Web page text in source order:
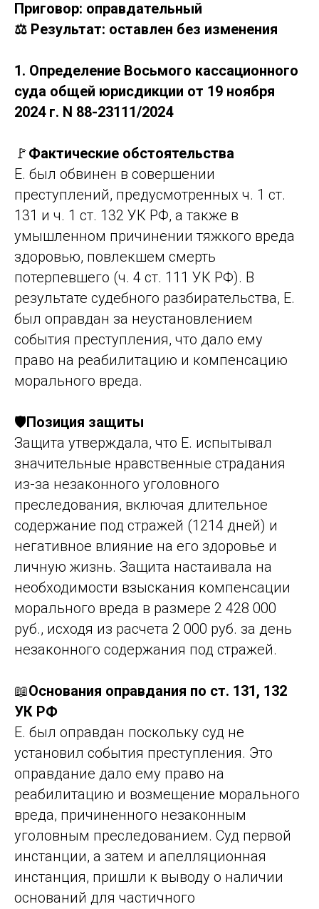
Приговор: оправдательный
⚖️ Результат: оставлен без изменения
1. Определение Восьмого кассационного
суда общей юрисдикции от 19 ноября
2024 г. N 88-23111/2024
🚩Фактические обстоятельства
Е. был обвинен в совершении
преступлений, предусмотренных ч. 1 ст.
131 и ч. 1 ст. 132 УК РФ, а также в
умышленном причинении тяжкого вреда
здоровью, повлекшем смерть
потерпевшего (ч. 4 ст. 111 УК РФ). В
результате судебного разбирательства, Е.
был оправдан за неустановлением
события преступления, что дало ему
право на реабилитацию и компенсацию
морального вреда.
🛡️Позиция защиты
Защита утверждала, что Е. испытывал
значительные нравственные страдания
из-за незаконного уголовного
преследования, включая длительное
содержание под стражей (1214 дней) и
негативное влияние на его здоровье и
личную жизнь. Защита настаивала на
необходимости взыскания компенсации
морального вреда в размере 2 428 000
руб., исходя из расчета 2 000 руб. за день
незаконного содержания под стражей.
📖Основания оправдания по ст. 131, 132
УК РФ
Е. был оправдан поскольку суд не
установил события преступления. Это
оправдание дало ему право на
реабилитацию и возмещение морального
вреда, причиненного незаконным
уголовным преследованием. Суд первой
инстанции, а затем и апелляционная
инстанция, пришли к выводу о наличии
оснований для частичного